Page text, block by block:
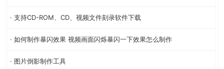
· 支持CD-ROM、CD、视频文件刻录软件下载
· 如何制作暴闪效果 视频画面闪烁暴闪一下效果怎么制作
· 图片倒影制作工具